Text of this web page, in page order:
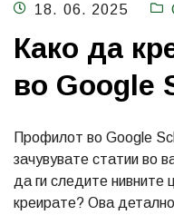
18. 06. 2025
Како да
во Google
Профилот во Google
зачувувате статии во
да ги следите нивните
креирате? Ова